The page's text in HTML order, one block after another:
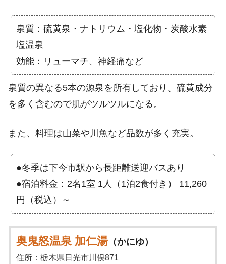
泉質：硫黄泉・ナトリウム・塩化物・炭酸水素
塩温泉
効能：リューマチ、神経痛など
泉質の異なる5本の源泉を所有しており、硫黄成分
を多く含むので肌がツルツルになる。
また、料理は山菜や川魚など品数が多く充実。
●冬季は下今市駅から長距離送迎バスあり
●宿泊料金：2名1室 1人（1泊2食付き） 11,260
円（税込）～
奥鬼怒温泉 加仁湯（かにゆ）
住所：栃木県日光市川俣871